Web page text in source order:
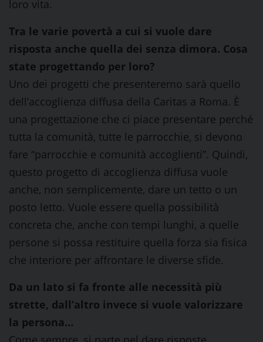
loro vita.
Tra le varie povertà a cui si vuole dare
risposta anche quella dei senza dimora. Cosa
state progettando per loro?
Uno dei progetti che presenteremo sarà quello
dell’accoglienza diffusa della Caritas a Roma. È
una progettazione che ci piace presentare perché
tutta la comunità, tutte le parrocchie, si devono
fare “parrocchie e comunità accoglienti”. Quindi,
questo progetto di accoglienza diffusa vuole
anche, non semplicemente, dare un tetto o un
posto letto. Vuole essere quella possibilità
concreta che, anche con tempi lunghi, a quelle
persone si possa restituire quella forza sia fisica
che interiore per affrontare le diverse sfide.
Da un lato si fa fronte alle necessità più
strette, dall’altro invece si vuole valorizzare
la persona…